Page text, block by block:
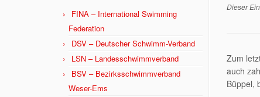
FINA – International Swimming
Federation
DSV – Deutscher Schwimm-Verband
LSN – Landesschwimmverband
BSV – Bezirksschwimmverband
Weser-Ems
Dieser
Zum
auch
Büppel,